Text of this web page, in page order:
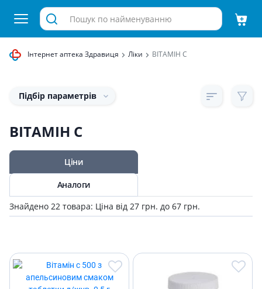
Інтернет аптека Здравиця Ліки ВІТАМІН С
Підбір параметрів
ВІТАМІН С
Ціни
Аналоги
Знайдено 22 товара: Ціна від 27 грн. до 67 грн.